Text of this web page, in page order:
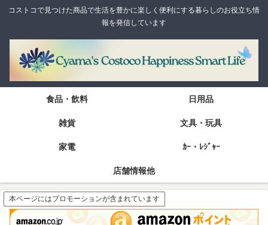
コストコで見つけた商品で生活を豊かに楽しく便利にする暮らしのお役立ち情
報を発信しています
食品・飲料 日用品
雑貨 文具・玩具
家電 ｶｰ・ﾚｼﾞｬｰ
店舗情報他
本ページにはプロモーションが含まれています